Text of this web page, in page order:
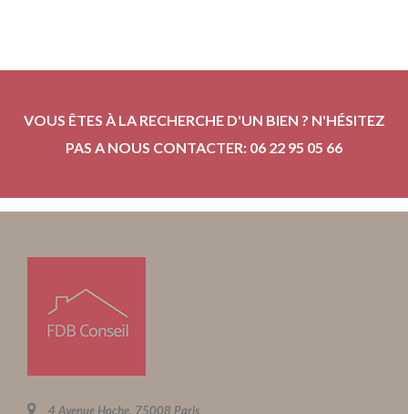
VOUS ÊTES À LA RECHERCHE D'UN BIEN ? N'HÉSITEZ
PAS A NOUS CONTACTER: 06 22 95 05 66
4 Avenue Hoche, 75008 Paris